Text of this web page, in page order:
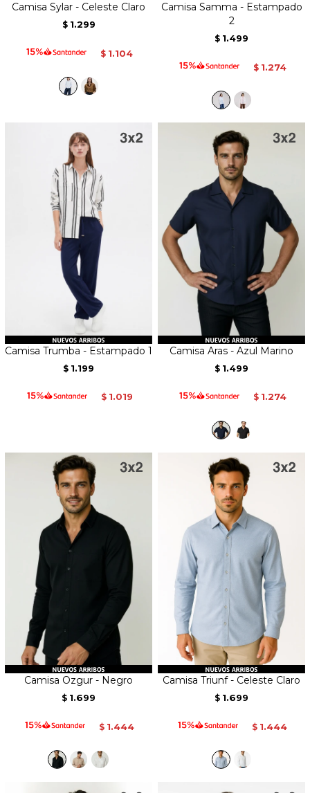
Camisa Sylar - Celeste Claro
$ 1.299
$ 1.104
Camisa Samma - Estampado
2
$ 1.499
$ 1.274
Camisa Trumba - Estampado 1
$ 1.199
$ 1.019
Camisa Aras - Azul Marino
$ 1.499
$ 1.274
Camisa Ozgur - Negro
$ 1.699
$ 1.444
Camisa Triunf - Celeste Claro
$ 1.699
$ 1.444